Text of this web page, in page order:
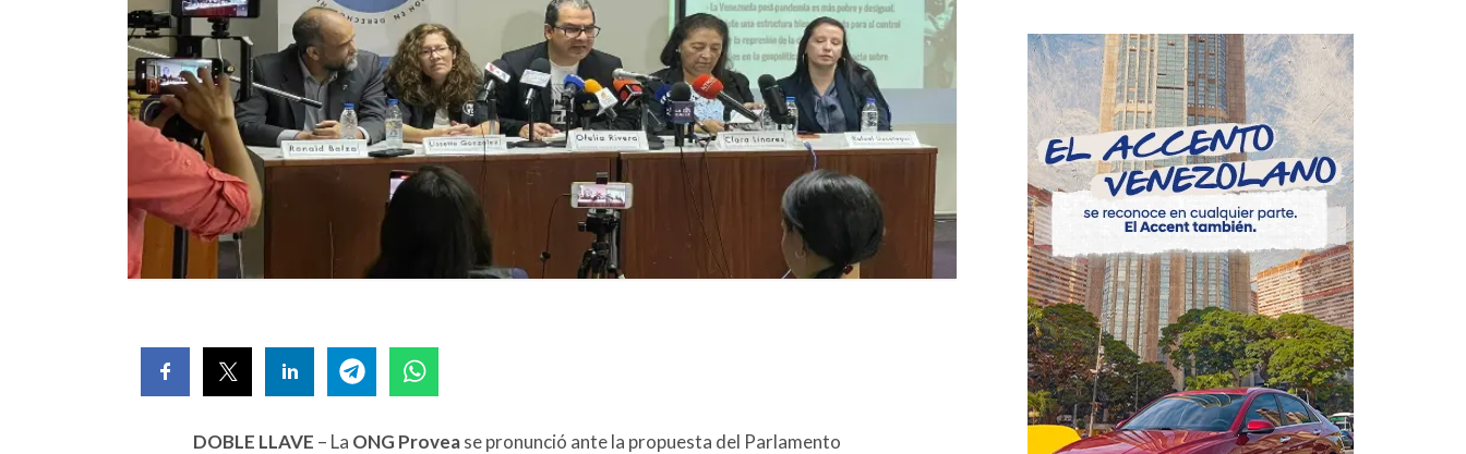
DOBLE LLAVE – La ONG Provease pronunció ante la propuesta del Parlamento